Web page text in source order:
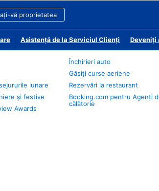
vă proprietatea
Asistență de la Serviciul Clienți Deveniţi
lunare
și festive
Awards
Închirieri auto
Găsiți curse aeriene
Rezervări la restaurant
Booking.com pentru Agenți
călătorie